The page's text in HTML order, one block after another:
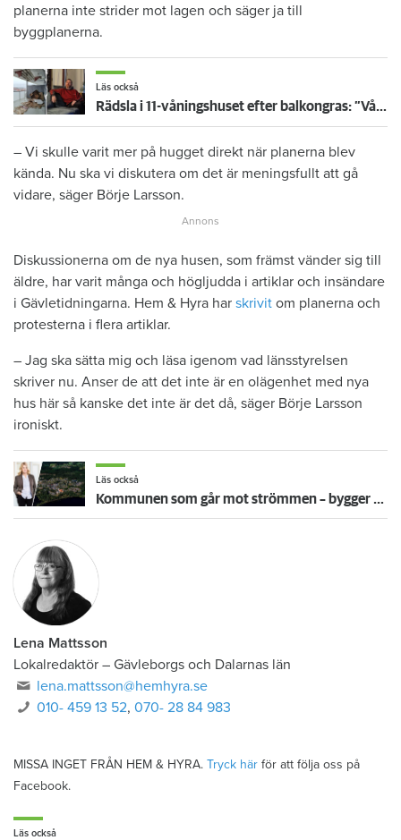
planerna inte strider mot lagen och säger ja till
byggplanerna.
Läs också
Rädsla i 11-våningshuset efter balkongras: ”Vår säkerhet är i fara”
– Vi skulle varit mer på hugget direkt när planerna blev
kända. Nu ska vi diskutera om det är meningsfullt att gå
vidare, säger Börje Larsson.
Diskussionerna om de nya husen, som främst vänder sig till
äldre, har varit många och högljudda i artiklar och insändare
i Gävletidningarna. Hem & Hyra har skrivit om planerna och
protesterna i flera artiklar.
– Jag ska sätta mig och läsa igenom vad länsstyrelsen
skriver nu. Anser de att det inte är en olägenhet med nya
hus här så kanske det inte är det då, säger Börje Larsson
ironiskt.
Läs också
Kommunen som går mot strömmen – bygger nytt i glesbygden
Lena Mattsson
Lokalredaktör – Gävleborgs och Dalarnas län
lena.mattsson@hemhyra.se
010- 459 13 52,070- 28 84 983
MISSA INGET FRÅN HEM & HYRA. Tryck här för att följa oss på
Facebook.
Läs också